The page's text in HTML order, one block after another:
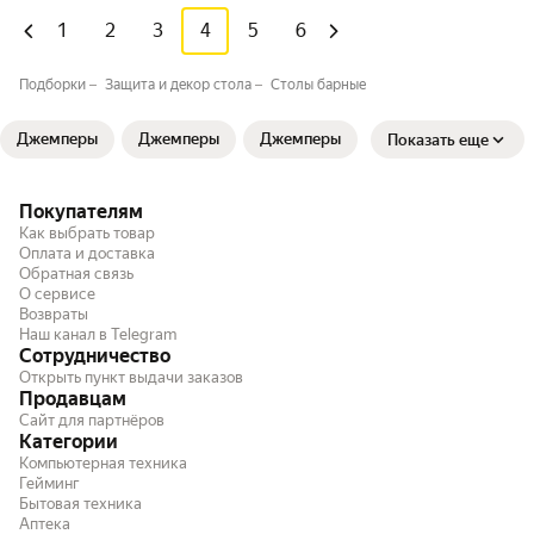
1 2 3 4 5 6
Подборки Защита и декор стола Столы барные
Джемперы Джемперы Джемперы Показать еще
Покупателям
Как выбрать товар
Оплата и доставка
Обратная связь
О сервисе
Возвраты
Наш канал в Telegram
Сотрудничество
Открыть пункт выдачи заказов
Продавцам
Сайт для партнёров
Категории
Компьютерная техника
Гейминг
Бытовая техника
Аптека